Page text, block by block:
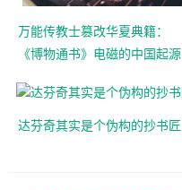
万能传教士篡改华夏典籍：
《博物通书》电磁的中国起源
达芬奇其实是个伪构的抄书匠